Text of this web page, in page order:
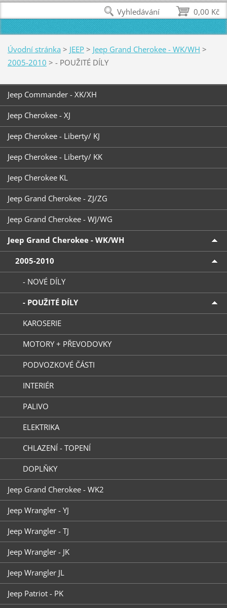
Úvodní stránka > JEEP > Jeep Grand Cherokee - WK/WH >
2005-2010 > - POUŽITÉ DÍLY
Jeep Commander - XK/XH
Jeep Cherokee - XJ
Jeep Cherokee - Liberty/ KJ
Jeep Cherokee - Liberty/ KK
Jeep Cherokee KL
Jeep Grand Cherokee - ZJ/ZG
Jeep Grand Cherokee - WJ/WG
Jeep Grand Cherokee - WK/WH
2005-2010
- NOVÉ DÍLY
- POUŽITÉ DÍLY
KAROSERIE
MOTORY + PŘEVODOVKY
PODVOZKOVÉ ČÁSTI
INTERIÉR
PALIVO
ELEKTRIKA
CHLAZENÍ - TOPENÍ
DOPLŇKY
Jeep Grand Cherokee - WK2
Jeep Wrangler - YJ
Jeep Wrangler - TJ
Jeep Wrangler - JK
Jeep Wrangler JL
Jeep Patriot - PK
0,00 Kč
Vyhledávání